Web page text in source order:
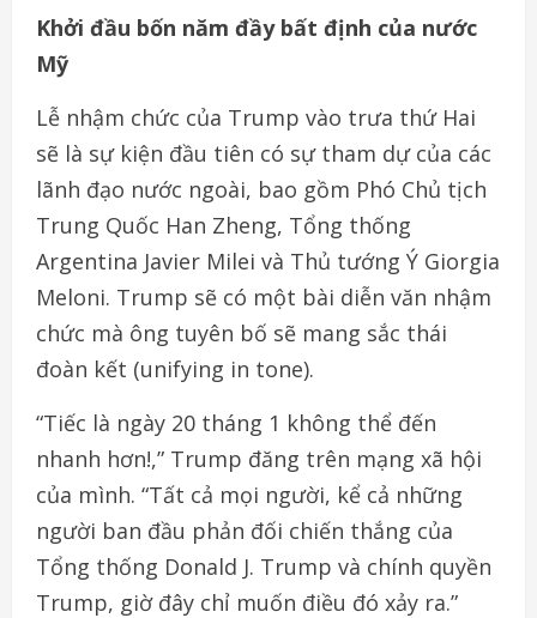
Khởi đầu bốn năm đầy bất định của nước
Mỹ
Lễ nhậm chức của Trump vào trưa thứ Hai
sẽ là sự kiện đầu tiên có sự tham dự của các
lãnh đạo nước ngoài, bao gồm Phó Chủ tịch
Trung Quốc Han Zheng, Tổng thống
Argentina Javier Milei và Thủ tướng Ý Giorgia
Meloni. Trump sẽ có một bài diễn văn nhậm
chức mà ông tuyên bố sẽ mang sắc thái
đoàn kết (unifying in tone).
“Tiếc là ngày 20 tháng 1 không thể đến
nhanh hơn!,” Trump đăng trên mạng xã hội
của mình. “Tất cả mọi người, kể cả những
người ban đầu phản đối chiến thắng của
Tổng thống Donald J. Trump và chính quyền
Trump, giờ đây chỉ muốn điều đó xảy ra.”